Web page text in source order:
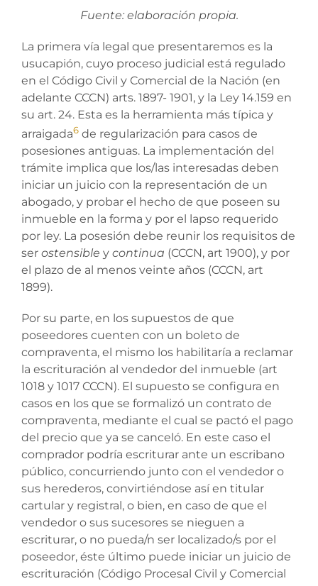
Fuente: elaboración propia.
La primera vía legal que presentaremos es la
usucapión, cuyo proceso judicial está regulado
en el Código Civil y Comercial de la Nación (en
adelante CCCN) arts. 1897- 1901, y la Ley 14.159 en
su art. 24. Esta es la herramienta más típica y
arraigada6 de regularización para casos de
posesiones antiguas. La implementación del
trámite implica que los/las interesadas deben
iniciar un juicio con la representación de un
abogado, y probar el hecho de que poseen su
inmueble en la forma y por el lapso requerido
por ley. La posesión debe reunir los requisitos de
ser ostensible y continua (CCCN, art 1900), y por
el plazo de al menos veinte años (CCCN, art
1899).
Por su parte, en los supuestos de que
poseedores cuenten con un boleto de
compraventa, el mismo los habilitaría a reclamar
la escrituración al vendedor del inmueble (art
1018 y 1017 CCCN). El supuesto se configura en
casos en los que se formalizó un contrato de
compraventa, mediante el cual se pactó el pago
del precio que ya se canceló. En este caso el
comprador podría escriturar ante un escribano
público, concurriendo junto con el vendedor o
sus herederos, convirtiéndose así en titular
cartular y registral, o bien, en caso de que el
vendedor o sus sucesores se nieguen a
escriturar, o no pueda/n ser localizado/s por el
poseedor, éste último puede iniciar un juicio de
escrituración (Código Procesal Civil y Comercial